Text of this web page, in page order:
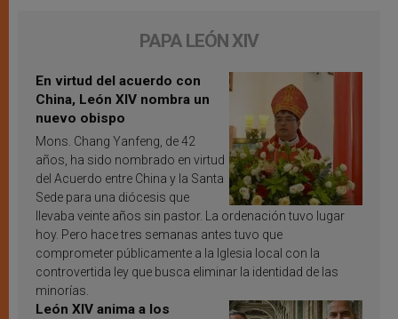
PAPA LEÓN XIV
En virtud del acuerdo con
China, León XIV nombra un
nuevo obispo
Mons. Chang Yanfeng, de 42
años, ha sido nombrado en virtud
del Acuerdo entre China y la Santa
Sede para una diócesis que
llevaba veinte años sin pastor. La ordenación tuvo lugar
hoy. Pero hace tres semanas antes tuvo que
comprometer públicamente a la Iglesia local con la
controvertida ley que busca eliminar la identidad de las
minorías.
León XIV anima a los